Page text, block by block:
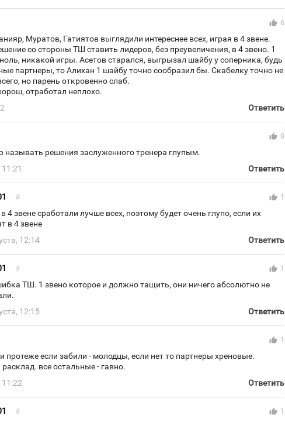
thumb_up 6
Муратов, Гатиятов выглядили интереснее всех, играя в 4 звене.
со стороны ТШ ставить лидеров, без преувеличения, в 4 звено. 1
никакой игры. Асетов старался, выгрызал шайбу у соперника, будь
партнеры, то Алихан 1 шайбу точно сообразил бы. Скабелку точно не
но парень откровенно слаб.
отработал неплохо.
Ответить
thumb_up 0
называть решения заслуженного тренера глупым.
Ответить
# thumb_up 1
4 звене сработали лучше всех, поэтому будет очень глупо, если их
в 4 звене
12:14
Ответить
# thumb_up 1
ТШ. 1 звено которое и должно тащить, они ничего абсолютно не
12:15
Ответить
thumb_up 1
протеже если забили - молодцы, если нет то партнеры хреновые.
все остальные - гавно.
11:22
Ответить
# thumb_up 1